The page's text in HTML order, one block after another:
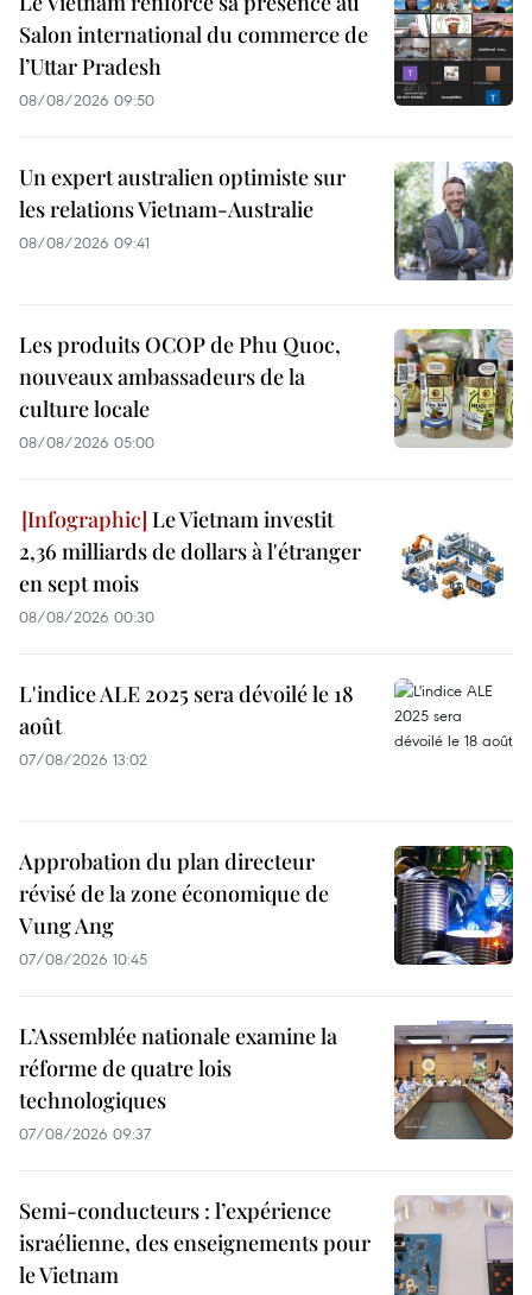
Salon international du commerce de
l’Uttar Pradesh
08/08/2026 09:50
Un expert australien optimiste sur
les relations Vietnam-Australie
08/08/2026 09:41
Les produits OCOP de Phu Quoc,
nouveaux ambassadeurs de la
culture locale
08/08/2026 05:00
Le Vietnam investit
2,36 milliards de dollars à l'étranger
en sept mois
08/08/2026 00:30
L'indice ALE 2025 sera dévoilé le 18
août
07/08/2026 13:02
Approbation du plan directeur
révisé de la zone économique de
Vung Ang
07/08/2026 10:45
L’Assemblée nationale examine la
réforme de quatre lois
technologiques
07/08/2026 09:37
Semi-conducteurs : l’expérience
israélienne, des enseignements pour
le Vietnam